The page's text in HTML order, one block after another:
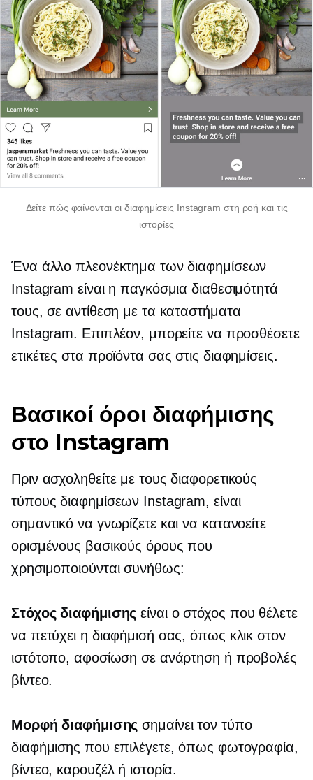
Δείτε πώς φαίνονται οι διαφημίσεις Instagram στη ροή και τις
ιστορίες
Ένα άλλο πλεονέκτημα των διαφημίσεων
Instagram είναι η παγκόσμια διαθεσιμότητά
τους, σε αντίθεση με τα καταστήματα
Instagram. Επιπλέον, μπορείτε να προσθέσετε
ετικέτες στα προϊόντα σας στις διαφημίσεις.
Βασικοί όροι διαφήμισης
στο Instagram
Πριν ασχοληθείτε με τους διαφορετικούς
τύπους διαφημίσεων Instagram, είναι
σημαντικό να γνωρίζετε και να κατανοείτε
ορισμένους βασικούς όρους που
χρησιμοποιούνται συνήθως:
Στόχος διαφήμισης είναι ο στόχος που θέλετε
να πετύχει η διαφήμισή σας, όπως κλικ στον
ιστότοπο, αφοσίωση σε ανάρτηση ή προβολές
βίντεο.
Μορφή διαφήμισης σημαίνει τον τύπο
διαφήμισης που επιλέγετε, όπως φωτογραφία,
βίντεο, καρουζέλ ή ιστορία.